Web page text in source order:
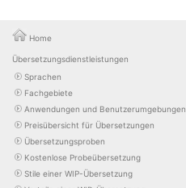
Home
Übersetzungsdienstleistungen
Sprachen
Fachgebiete
Anwendungen und Benutzerumgebungen
Preisübersicht für Übersetzungen
Übersetzungsproben
Kostenlose Probeübersetzung
Stile einer WIP-Übersetzung